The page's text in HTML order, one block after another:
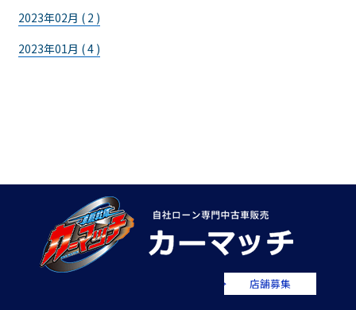
2023年02月 ( 2 )
2023年01月 ( 4 )
店舗募集